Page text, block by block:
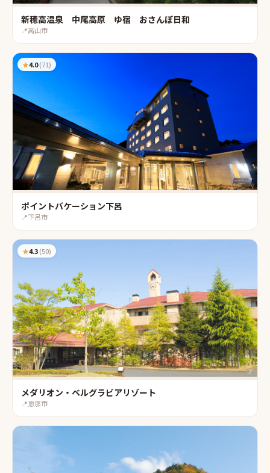
新穂高温泉 中尾高原 ゆ宿 おさんぽ日和
📍高山市
★4.0(71)
ポイントバケーション下呂
📍下呂市
★4.3(50)
メダリオン・ベルグラビアリゾート
📍恵那市